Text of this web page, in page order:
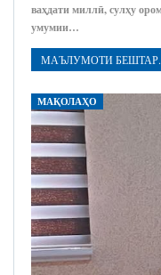
ваҳдати миллӣ, сулҳу
умумии…
МАЪЛУМОТИ
МАҚОЛАҲО